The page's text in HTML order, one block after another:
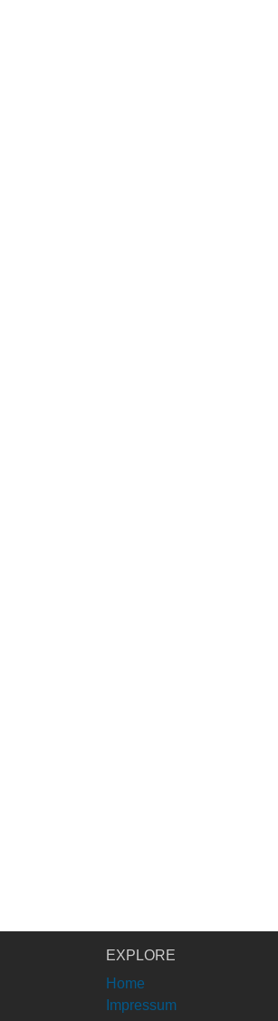
EXPLORE
Home
Impressum